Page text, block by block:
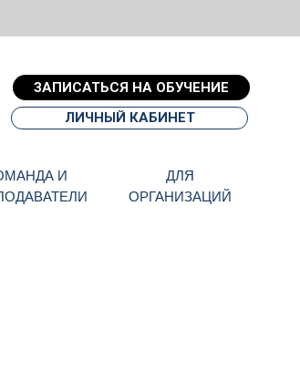
И
ДЛЯ
ОРГАНИЗАЦИЙ
ЗАПИСАТЬСЯ НА ОБУЧЕНИЕ
ЛИЧНЫЙ КАБИНЕТ